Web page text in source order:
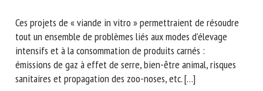
Ces projets de « viande in vitro » permettraient de résoudre
tout un ensemble de problèmes liés aux modes d’élevage
intensifs et à la consommation de produits carnés :
émissions de gaz à effet de serre, bien-être animal, risques
sanitaires et propagation des zoo-noses, etc. […]